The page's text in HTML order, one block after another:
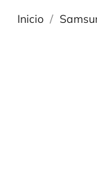
Inicio